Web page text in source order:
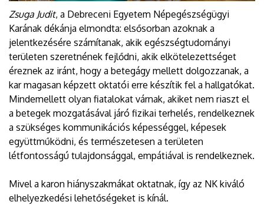
Zsuga Judit, a Debreceni Egyetem Népegészségügyi
Karának dékánja elmondta: elsősorban azoknak a
jelentkezésére számítanak, akik egészségtudományi
területen szeretnének fejlődni, akik elkötelezettséget
éreznek az iránt, hogy a betegágy mellett dolgozzanak, a
kar magasan képzett oktatói erre készítik fel a hallgatókat.
Mindemellett olyan fiatalokat várnak, akiket nem riaszt el
a betegek mozgatásával járó fizikai terhelés, rendelkeznek
a szükséges kommunikációs képességgel, képesek
együttműködni, és természetesen a területen
létfontosságú tulajdonsággal, empátiával is rendelkeznek.
Mivel a karon hiányszakmákat oktatnak, így az NK kiváló
elhelyezkedési lehetőségeket is kínál.